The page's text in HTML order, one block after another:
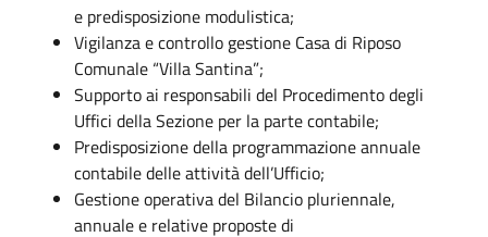
e predisposizione modulistica;
Vigilanza e controllo gestione Casa di Riposo
Comunale “Villa Santina”;
Supporto ai responsabili del Procedimento degli
Uffici della Sezione per la parte contabile;
Predisposizione della programmazione annuale
contabile delle attività dell’Ufficio;
Gestione operativa del Bilancio pluriennale,
annuale e relative proposte di